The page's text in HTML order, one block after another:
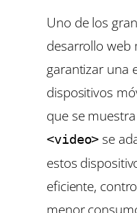
Uno de los
desarrollo web
garantizar una
dispositivos
que se
<video> se
estos
eficiente,